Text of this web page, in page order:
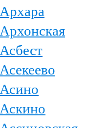
Архара
Архонская
Асбест
Асекеево
Асино
Аскино